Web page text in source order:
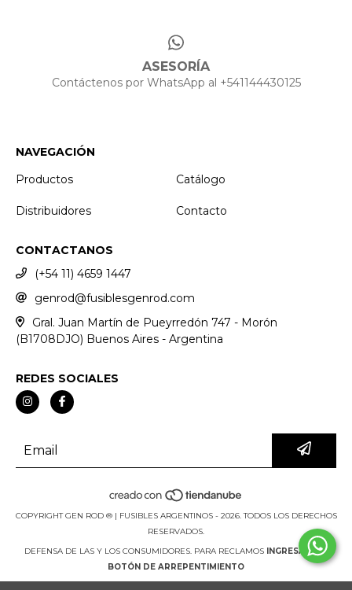
ASESORÍA
Contáctenos por WhatsApp al +541144430125
NAVEGACIÓN
Productos
Catálogo
Distribuidores Contacto
CONTACTANOS
(+54 11) 4659 1447
genrod@fusiblesgenrod.com
Gral. Juan Martín de Pueyrredón 747 - Morón
(B1708DJO) Buenos Aires - Argentina
REDES SOCIALES
COPYRIGHT GEN ROD ® | FUSIBLES ARGENTINOS - 2026. TODOS LOS DERECHOS
RESERVADOS.
DEFENSA DE LAS Y LOS CONSUMIDORES. PARA RECLAMOS
INGRESÁ ACÁ.
BOTÓN DE ARREPENTIMIENTO